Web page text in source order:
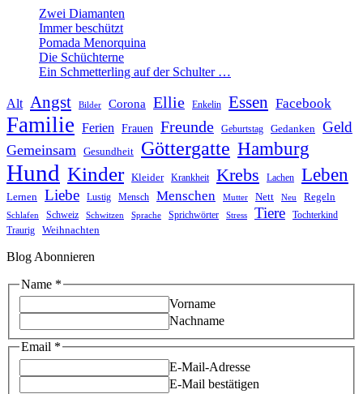
Zwei Diamanten
Immer beschützt
Pomada Menorquina
Die Schüchterne
Ein Schmetterling auf der Schulter …
Alt Angst Bilder Corona Ellie Enkelin Essen Facebook
Familie Ferien Frauen Freunde Geburtstag Gedanken Geld
Gemeinsam Gesundheit Göttergatte Hamburg
Hund Kinder Kleider Krankheit Krebs Lachen Leben
Lernen Liebe Lustig Mensch Menschen Mutter Nett Neu Regeln
Schlafen Schweiz Schwitzen Sprache Sprichwörter Stress Tiere Tochterkind
Traurig Weihnachten
Blog Abonnieren
Name *
Vorname
Nachname
Name
Email
Email *
E-Mail-Adresse
E-Mail bestätigen